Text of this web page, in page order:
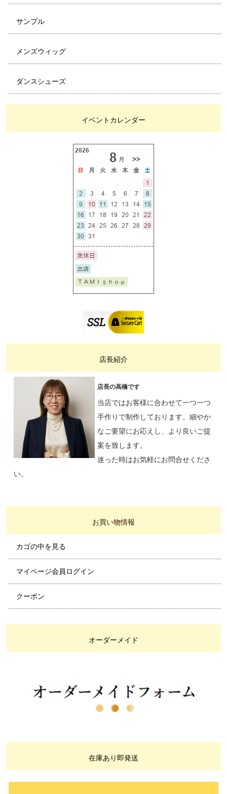
サンプル
メンズウィッグ
ダンスシューズ
イベントカレンダー
店長紹介
店長の高橋です
当店ではお客様に合わせて一つ一つ
手作りで制作しております。細やか
なご要望にお応えし、より良いご提
案を致します。
迷った時はお気軽にお問合せくださ
い。
お買い物情報
カゴの中を見る
マイページ会員ログイン
クーポン
オーダーメイド
在庫あり即発送